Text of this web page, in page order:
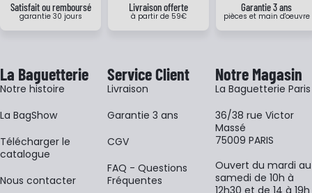
Satisfait ou remboursé
garantie 30 jours
Livraison offerte
à partir de 59€
Garantie 3 ans
pièces et main d'oeuvre
La Baguetterie
Notre histoire
La BagShow
​Télécharger le
catalogue
Nous contacter
Service Client
Livraison
Garantie 3 ans
CGV
FAQ - Questions
Fréquentes
Notre Magasin
La Baguetterie Paris
36/38 rue Victor
Massé
75009 PARIS
Ouvert du mardi au
samedi de 10h à
12h30 et de 14 à 19h